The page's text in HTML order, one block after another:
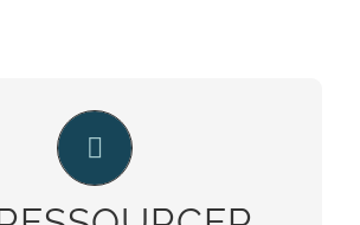
ÊTRE COMMENCE ICI
pause en se laissant porter par la
lieu unique dédié à la détente et au